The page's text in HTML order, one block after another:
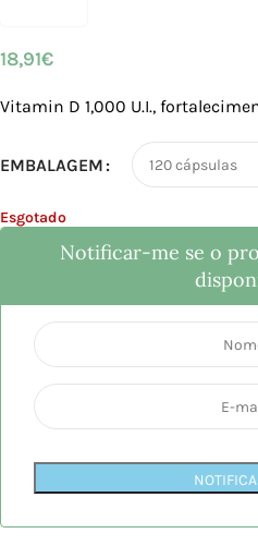
18,91€
Vitamin D 1,000 U.I.,
EMBALAGEM
Esgotado
Notificar-me se o